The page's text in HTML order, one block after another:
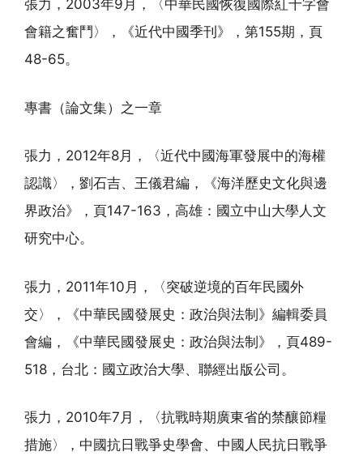
張力，2003年9月，〈中華民國恢復國際紅十字會
會籍之奮鬥〉，《近代中國季刊》，第155期，頁
48-65。
專書（論文集）之一章
張力，2012年8月，〈近代中國海軍發展中的海權
認識〉，劉石吉、王儀君編，《海洋歷史文化與邊
界政治》，頁147-163，高雄：國立中山大學人文
研究中心。
張力，2011年10月，〈突破逆境的百年民國外
交〉，《中華民國發展史：政治與法制》編輯委員
會編，《中華民國發展史：政治與法制》，頁489-
518，台北：國立政治大學、聯經出版公司。
張力，2010年7月，〈抗戰時期廣東省的禁釀節糧
措施〉，中國抗日戰爭史學會、中國人民抗日戰爭